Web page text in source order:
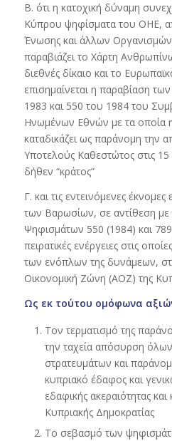
Β. ότι η κατοχική δύναμη
Κύπρου ψηφίσματα του ΟΗΕ,
Ένωσης και άλλων
παραβιάζει το Χάρτη
διεθνές δίκαιο και το
επισημαίνεται η παραβίαση
1983 και 550 του 1984 του
Ηνωμένων Εθνών με τα οποία η
καταδικάζει ως παράνομη την
Υποτελούς Καθεστώτος στις
δήθεν “κράτος”
Γ. και τις εντεινόμενες έκνομες
των Βαρωσίων, σε αντίθεση με
Ψηφισμάτων 550 (1984) και 789
πειρατικές ενέργειες στις
των ενόπλων της δυνάμεων,
Οικονομική Ζώνη (ΑΟΖ) της
Ως εκ τούτου ομόφωνα
Τον τερματισμό της
την ταχεία απόσυρση
στρατευμάτων και
κυπριακό έδαφος και
εδαφικής ακεραιότητας και
Κυπριακής Δημοκρατίας
Το σεβασμό των